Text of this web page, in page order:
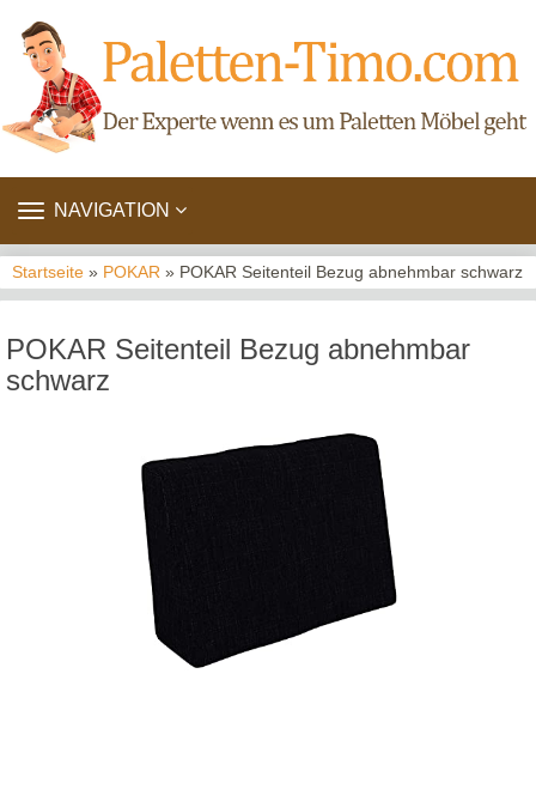
TOGGLE
NAVIGATION
Startseite » POKAR » POKAR Seitenteil Bezug abnehmbar schwarz
POKAR Seitenteil Bezug abnehmbar
schwarz